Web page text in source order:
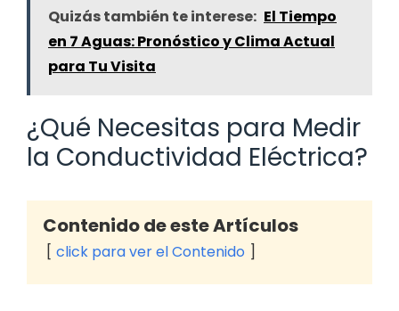
Quizás también te interese: El Tiempo
en 7 Aguas: Pronóstico y Clima Actual
para Tu Visita
¿Qué Necesitas para Medir
la Conductividad Eléctrica?
Contenido de este Artículos
click para ver el Contenido